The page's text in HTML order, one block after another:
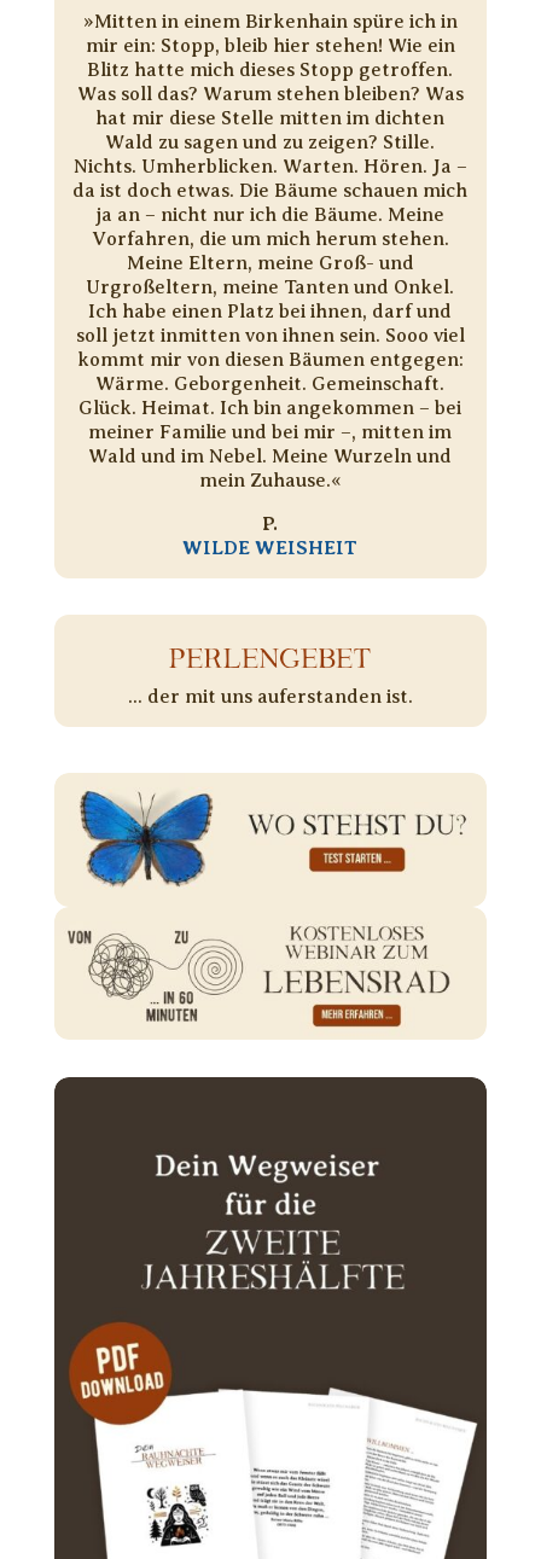
»Mitten in einem Birkenhain spüre ich in
mir ein: Stopp, bleib hier stehen! Wie ein
Blitz hatte mich dieses Stopp getroffen.
Was soll das? Warum stehen bleiben? Was
hat mir diese Stelle mitten im dichten
Wald zu sagen und zu zeigen? Stille.
Nichts. Umherblicken. Warten. Hören. Ja –
da ist doch etwas. Die Bäume schauen mich
ja an – nicht nur ich die Bäume. Meine
Vorfahren, die um mich herum stehen.
Meine Eltern, meine Groß- und
Urgroßeltern, meine Tanten und Onkel.
Ich habe einen Platz bei ihnen, darf und
soll jetzt inmitten von ihnen sein. Sooo viel
kommt mir von diesen Bäumen entgegen:
Wärme. Geborgenheit. Gemeinschaft.
Glück. Heimat. Ich bin angekommen – bei
meiner Familie und bei mir –, mitten im
Wald und im Nebel. Meine Wurzeln und
mein Zuhause.«
P.
WILDE WEISHEIT
PERLENGEBET
... der mit uns auferstanden ist.